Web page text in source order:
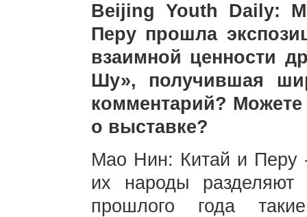
Beijing Youth Daily:
Перу прошла
взаимной ценности
Шу», получившая
комментарий?
о выставке?
Мао Нин: Китай и Перу
их народы
прошлого года